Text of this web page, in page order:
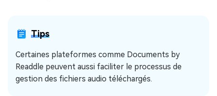
Tips
Certaines plateformes comme Documents by
Readdle peuvent aussi faciliter le processus de
gestion des fichiers audio téléchargés.